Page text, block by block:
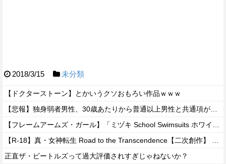
2018/3/15 未分類
【ドクターストーン】とかいうクソおもろい作品ｗｗｗ
正直ザ・ビートルズって過大評価されすぎじゃねないか？